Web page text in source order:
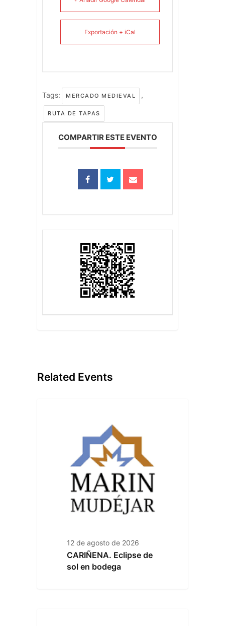
Exportación + iCal
Tags: MERCADO MEDIEVAL ,
RUTA DE TAPAS
COMPARTIR ESTE EVENTO
Related Events
12 de agosto de 2026
CARIÑENA. Eclipse de
sol en bodega